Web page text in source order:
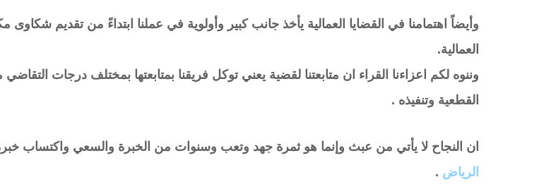
وأيضاً اهتمامنا في القضايا العمالية يأخذ جانب كبير وأولوية في عملنا ابتداءً من تقديم
العمالية.
وننوه لكم اعزاءنا القراء ان متابعتنا لقضية يعني توكل فريقنا بمتابعتها بمختلف درجات
القطعية وتنفيذه .
ان النجاح لا يأتي من عبث وإنما هو ثمرة جهد وتعب وسنوات من الخبرة والسعي واكتساب خبرة
الرياض .